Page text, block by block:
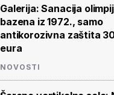
Galerija: Sanacija
bazena iz 1972., samo
antikorozivna zaštita
eura
NOVOSTI